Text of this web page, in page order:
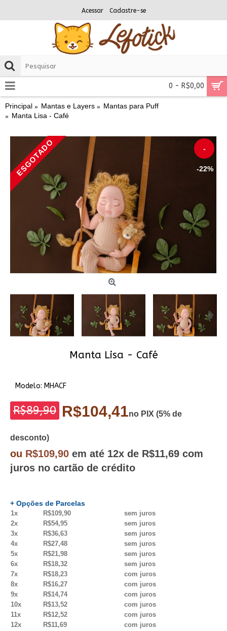
Acessar Cadastre-se
0 - R$0,00
Principal Mantas e Layers
Mantas para Puff
Manta Lisa - Café
-
-22%
ESGOTADO
Manta Lisa - Café
Modelo: MHACF
R$89,90 R$104,41no PIX (5% de
desconto)
ou R$109,90 em até 12x de R$11,69 com
juros no cartão de crédito
+ Opções de Parcelas
1x R$109,90
sem juros
2x
R$54,95
sem juros
3x
R$36,63
sem juros
4x
R$27,48
sem juros
5x
R$21,98
sem juros
6x
R$18,32
sem juros
7x
R$18,23
com juros
8x
R$16,27
com juros
9x
R$14,74
com juros
10x
R$13,52
com juros
11x
R$12,52
com juros
12x
R$11,69 com juros